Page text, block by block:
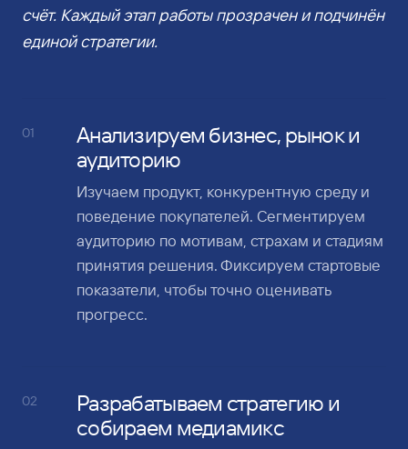
счёт. Каждый этап работы прозрачен и подчинён
единой стратегии.
01
Анализируем бизнес, рынок и
аудиторию
Изучаем продукт, конкурентную среду и
поведение покупателей. Сегментируем
аудиторию по мотивам, страхам и стадиям
принятия решения. Фиксируем стартовые
показатели, чтобы точно оценивать
прогресс.
02
Разрабатываем стратегию и
собираем медиамикс